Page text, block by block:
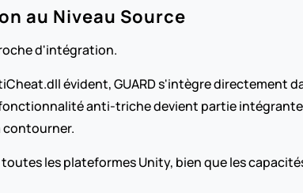
au Niveau Source
d'intégration.
évident, GUARD s'intègre directement
anti-triche devient partie
contourner.
les plateformes Unity, bien que les